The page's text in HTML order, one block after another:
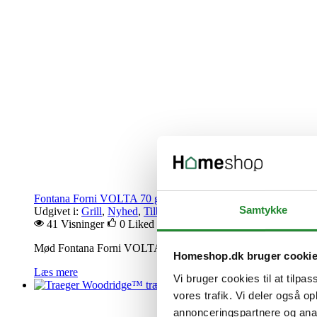
Samtykke
Homeshop.dk bruger
Vi bruger cookies til at
vores trafik. Vi deler også
annonceringspartnere og
Fontana Forni VOLTA 70 grå pizzaovn – smart pizzaovn til
Udgivet i: Grill, Nyhed, Tilbud
41 Visninger
0 Liked
Mød Fontana Forni VOLTA 70 grå pizzaovn – en smart
Læs mere